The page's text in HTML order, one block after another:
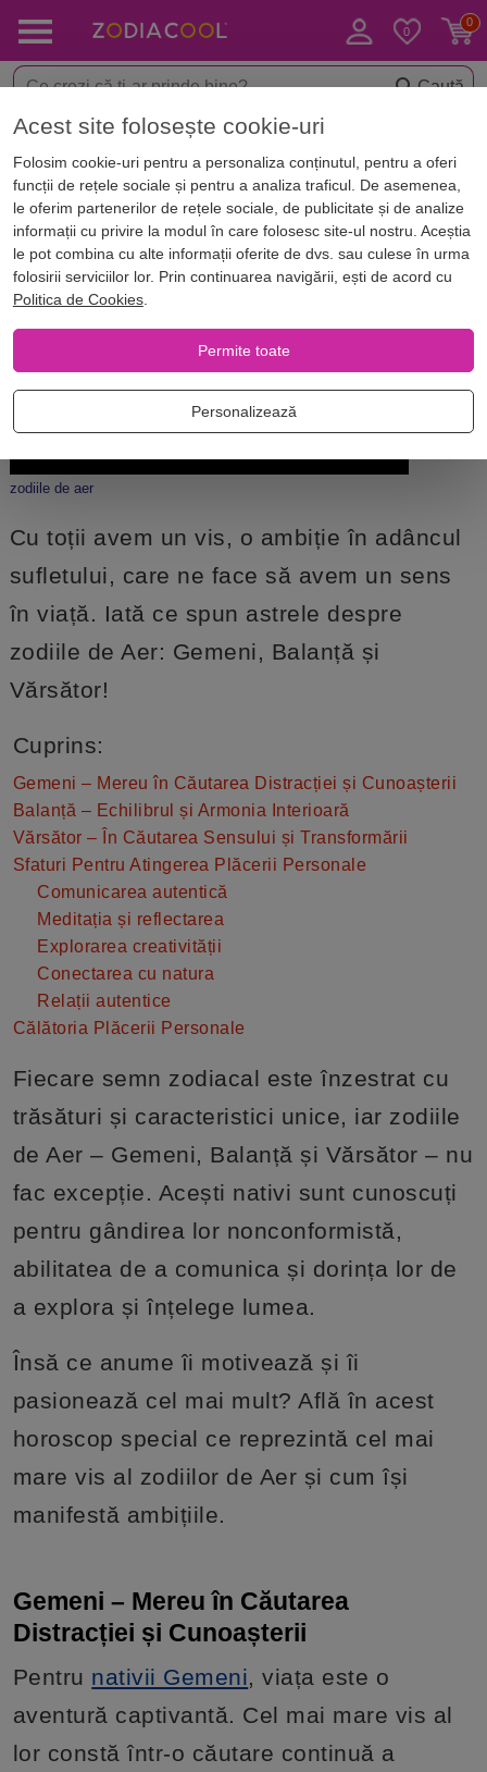
Caută
Acasă Blog Horoscop. Zodii
Horoscopul ambițiilor – descoperă
cel mai mare vis al zodiilor de Aer
zodiile de aer
Cu toții avem un vis, o ambiție în adâncul
sufletului, care ne face să avem un sens
în viață. Iată ce spun astrele despre
zodiile de Aer: Gemeni, Balanță și
Vărsător!
Cuprins:
Gemeni – Mereu în Căutarea Distracției și Cunoașterii
Balanță – Echilibrul și Armonia Interioară
Vărsător – În Căutarea Sensului și Transformării
Sfaturi Pentru Atingerea Plăcerii Personale
Comunicarea autentică
Meditația și reflectarea
Explorarea creativității
Conectarea cu natura
Relații autentice
Călătoria Plăcerii Personale
Fiecare semn zodiacal este înzestrat cu
trăsături și caracteristici unice, iar zodiile
de Aer – Gemeni, Balanță și Vărsător – nu
fac excepție. Acești nativi sunt cunoscuți
pentru gândirea lor nonconformistă,
abilitatea de a comunica și dorința lor de
a explora și înțelege lumea.
Însă ce anume îi motivează și îi
pasionează cel mai mult? Află în acest
horoscop special ce reprezintă cel mai
mare vis al zodiilor de Aer și cum își
manifestă ambițiile.
Gemeni – Mereu în Căutarea
Distracției și Cunoașterii
Pentru nativii Gemeni, viața este o
aventură captivantă. Cel mai mare vis al
lor constă într-o căutare continuă a
Acest site folosește cookie-uri
Folosim cookie-uri pentru a personaliza conținutul, pentru a oferi
funcții de rețele sociale și pentru a analiza traficul. De asemenea,
le oferim partenerilor de rețele sociale, de publicitate și de analize
informații cu privire la modul în care folosesc site-ul nostru. Aceștia
le pot combina cu alte informații oferite de dvs. sau culese în urma
folosirii serviciilor lor. Prin continuarea navigării, ești de acord cu
Politica de Cookies.
Permite toate
Personalizează